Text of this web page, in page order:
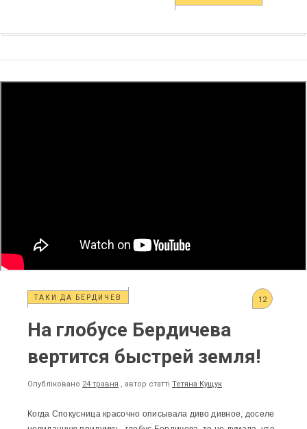
ТАКИ ДА БЕРДИЧЕВ 12
На глобусе Бердичева
вертится быстрей земля!
Опубліковано 24 травня , автор статті Тетяна Кущук
Когда Спокусница красочно описывала диво дивное, доселе